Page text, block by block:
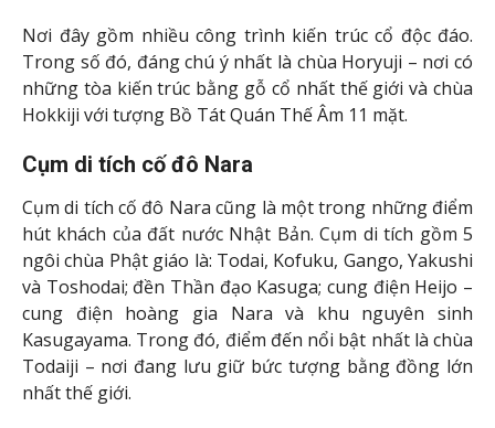
Nơi đây gồm nhiều công trình kiến trúc cổ độc đáo.
Trong số đó, đáng chú ý nhất là chùa Horyuji – nơi có
những tòa kiến trúc bằng gỗ cổ nhất thế giới và chùa
Hokkiji với tượng Bồ Tát Quán Thế Âm 11 mặt.
Cụm di tích cố đô Nara
Cụm di tích cố đô Nara cũng là một trong những điểm
hút khách của đất nước Nhật Bản. Cụm di tích gồm 5
ngôi chùa Phật giáo là: Todai, Kofuku, Gango, Yakushi
và Toshodai; đền Thần đạo Kasuga; cung điện Heijo –
cung điện hoàng gia Nara và khu nguyên sinh
Kasugayama. Trong đó, điểm đến nổi bật nhất là chùa
Todaiji – nơi đang lưu giữ bức tượng bằng đồng lớn
nhất thế giới.